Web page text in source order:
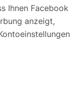
Ihnen Facebook
anzeigt,